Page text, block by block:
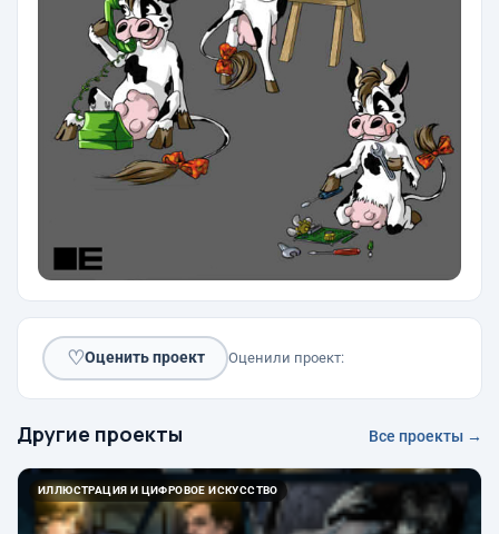
♡Оценить проект Оценили проект:
Другие проекты Все проекты →
ИЛЛЮСТРАЦИЯ И ЦИФРОВОЕ ИСКУССТВО